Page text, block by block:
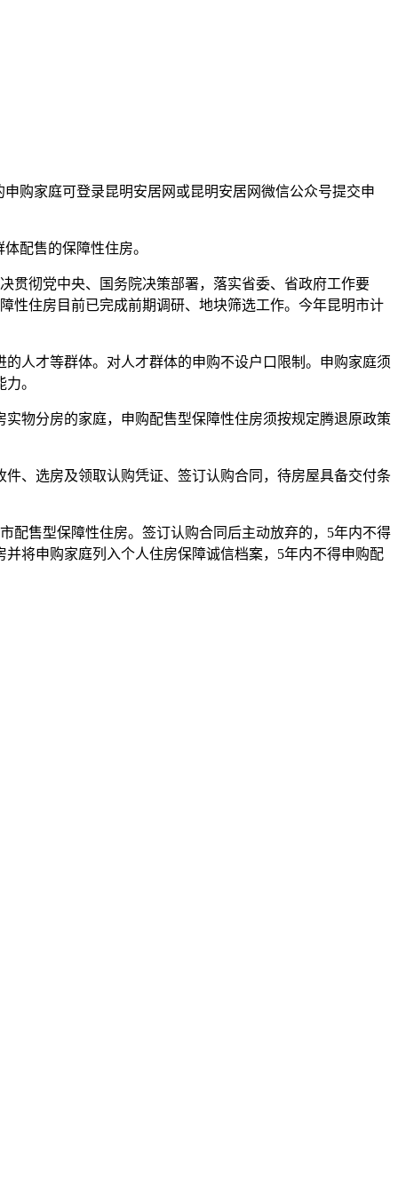
购家庭可登录昆明安居网或昆明安居网微信公众号提交申
配售的保障性住房。
贯彻党中央、国务院决策部署，落实省委、省政府工作要
性住房目前已完成前期调研、地块筛选工作。今年昆明市计
人才等群体。对人才群体的申购不设户口限制。申购家庭须
。
物分房的家庭，申购配售型保障性住房须按规定腾退原政策
、选房及领取认购凭证、签订认购合同，待房屋具备交付条
配售型保障性住房。签订认购合同后主动放弃的，5年内不得
将申购家庭列入个人住房保障诚信档案，5年内不得申购配